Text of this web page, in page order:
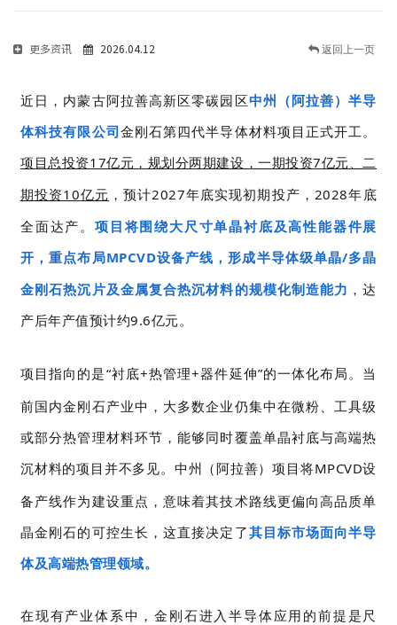
更多资讯 2026.04.12 返回上一页
近日，内蒙古阿拉善高新区零碳园区中州（阿拉善）半导
体科技有限公司金刚石第四代半导体材料项目正式开工。
项目总投资17亿元，规划分两期建设，一期投资7亿元、二
期投资10亿元 ，预计2027年底实现初期投产， 2028年底
全面达产。项目将围绕大尺寸单晶衬底及高性能器件展
开，重点布局MPCVD设备产线，形成半导体级单晶/多晶
金刚石热沉片及金属复合热沉材料的规模化制造能力 ，达
产后年产值预计约9.6亿元。
项目指向 的是“衬底+热管理+器件延伸”的一体化布局。当
前国内金刚石产业中，大多数企业仍集中在微粉、工具级
或部分热管理材料环节，能够同时覆盖单晶衬底与高端热
沉材料的项目并不多见。中州（阿拉善）项目将MPCVD设
备产线作为建设重点，意味着其技术路线更偏向高品质单
晶金刚石的可控生长，这直接决定了其目标市场面向半导
体及高端热管理领域。
在现有产业体系中，金刚石进入半导体应用的前提是尺